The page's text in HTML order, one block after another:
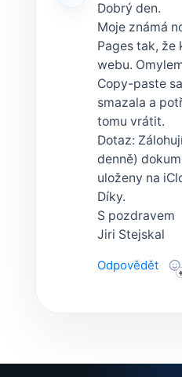
Dobrý den.
Moje známá
Pages tak, že
webu.
Copy-paste
smazala a
tomu vrátit.
Dotaz:
denně)
uloženy na
Díky.
S pozdravem
Jiri Stejskal
Odpovědět·